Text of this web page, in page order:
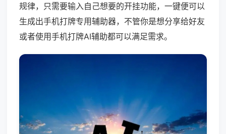
规律，只需要输入自己想要的开挂功能，一键便可以
生成出手机打牌专用辅助器，不管你是想分享给好友
或者使用手机打牌AI辅助都可以满足需求。